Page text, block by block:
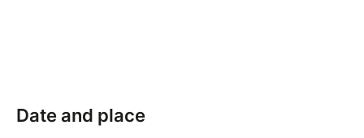
dans l'épicerie !
Date and place